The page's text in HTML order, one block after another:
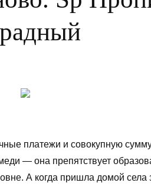
платежи и совокупную сумму
— она препятствует
А когда пришла домой села